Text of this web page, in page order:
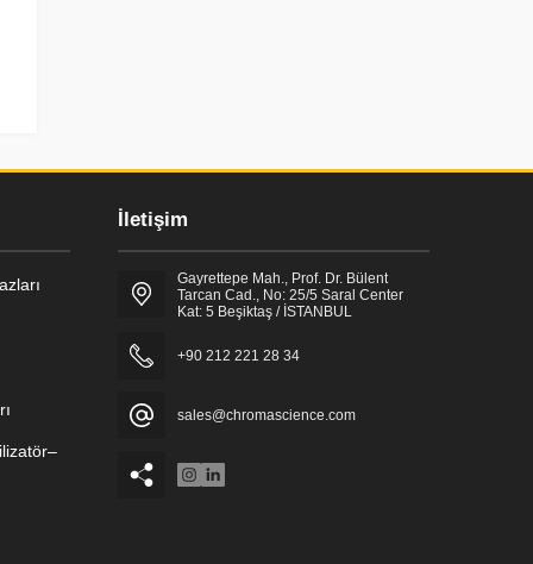
İletişim
Gayrettepe Mah., Prof. Dr. Bülent
Tarcan Cad., No: 25/5 Saral Center
Kat: 5 Beşiktaş / İSTANBUL
+90 212 221 28 34
sales@chromascience.com